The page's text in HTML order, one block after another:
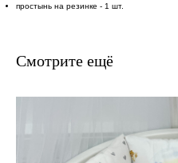
простынь на резинке - 1 шт.
Смотрите ещё